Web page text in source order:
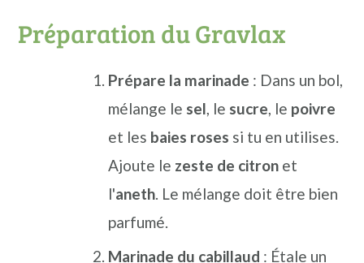
Préparation du Gravlax
Prépare la marinade : Dans un bol,
mélange le sel, le sucre, le poivre
et les baies roses si tu en utilises.
Ajoute le zeste de citron et
l'aneth. Le mélange doit être bien
parfumé.
Marinade du cabillaud : Étale un